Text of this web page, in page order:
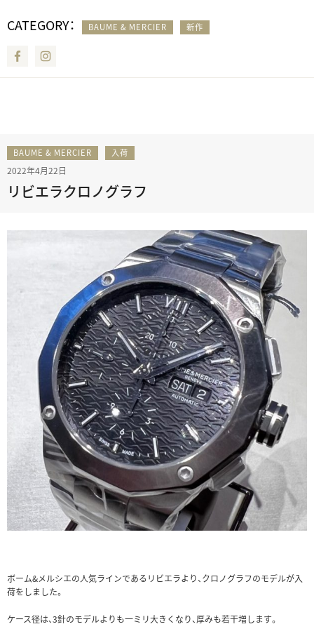
CATEGORY： BAUME & MERCIER 新作
Facebook
BAUME & MERCIER 入荷
2022年4月22日
リビエラクロノグラフ
ボーム&メルシエの人気ラインであるリビエラより、クロノグラフのモデルが入
荷をしました。
ケース径は、3針のモデルよりも一ミリ大きくなり、厚みも若干増します。